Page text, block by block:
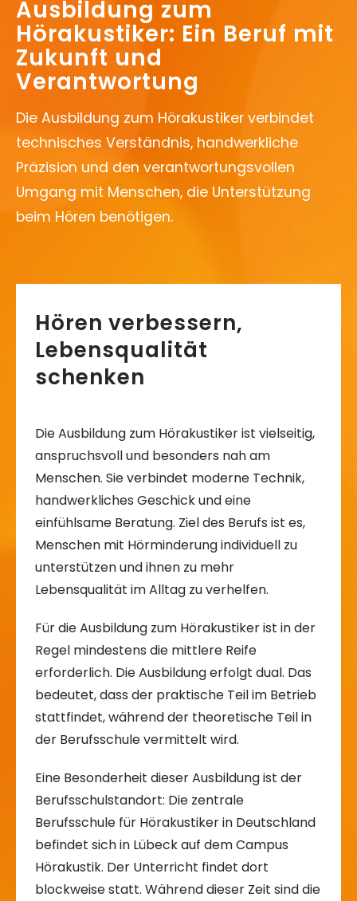
Unser Shop
Ausbildung zum
Hörakustiker: Ein Beruf mit
Zukunft und
Verantwortung
Die Ausbildung zum Hörakustiker verbindet
technisches Verständnis, handwerkliche
Präzision und den verantwortungsvollen
Umgang mit Menschen, die Unterstützung
beim Hören benötigen.
Hören verbessern,
Lebensqualität
schenken
Die Ausbildung zum Hörakustiker ist vielseitig,
anspruchsvoll und besonders nah am
Menschen. Sie verbindet moderne Technik,
handwerkliches Geschick und eine
einfühlsame Beratung. Ziel des Berufs ist es,
Menschen mit Hörminderung individuell zu
unterstützen und ihnen zu mehr
Lebensqualität im Alltag zu verhelfen.
Für die Ausbildung zum Hörakustiker ist in der
Regel mindestens die mittlere Reife
erforderlich. Die Ausbildung erfolgt dual. Das
bedeutet, dass der praktische Teil im Betrieb
stattfindet, während der theoretische Teil in
der Berufsschule vermittelt wird.
Eine Besonderheit dieser Ausbildung ist der
Berufsschulstandort: Die zentrale
Berufsschule für Hörakustiker in Deutschland
befindet sich in Lübeck auf dem Campus
Hörakustik. Der Unterricht findet dort
blockweise statt. Während dieser Zeit sind die